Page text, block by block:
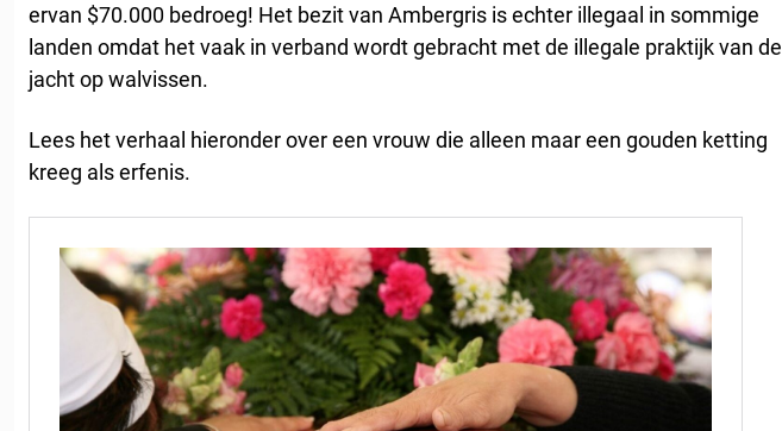
ervan $70.000 bedroeg! Het bezit van Ambergris is echter illegaal in sommige
landen omdat het vaak in verband wordt gebracht met de illegale praktijk van de
jacht op walvissen.
Lees het verhaal hieronder over een vrouw die alleen maar een gouden ketting
kreeg als erfenis.